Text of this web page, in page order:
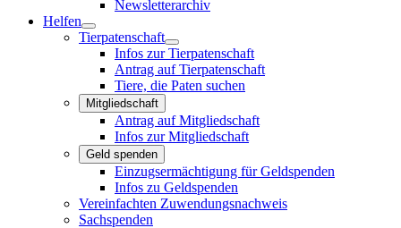
Newsletterarchiv
Helfen
Tierpatenschaft
Infos zur Tierpatenschaft
Antrag auf Tierpatenschaft
Tiere, die Paten suchen
Mitgliedschaft
Antrag auf Mitgliedschaft
Infos zur Mitgliedschaft
Geld spenden
Einzugsermächtigung für Geldspenden
Infos zu Geldspenden
Vereinfachten Zuwendungsnachweis
Sachspenden